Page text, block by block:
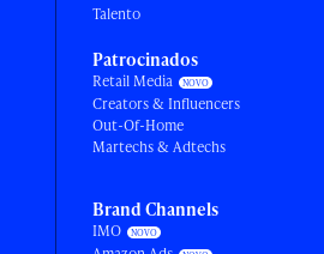
Talento
Patrocinados
Retail Media
Creators & Influencers
Out-Of-Home
Martechs & Adtechs
Brand Channels
IMO